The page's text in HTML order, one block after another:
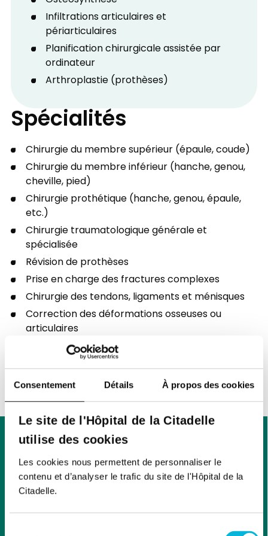
Consentement Détails À propos des cookies
Le site de l'Hôpital de la Citadelle
utilise des cookies
Les cookies nous permettent de personnaliser le
contenu et d’analyser le trafic du site de l'Hôpital de la
Citadelle.
Infiltrations articulaires et
périarticulaires
Planification chirurgicale assistée par
ordinateur
Arthroplastie (prothèses)
Spécialités
Chirurgie du membre supérieur (épaule, coude)
Chirurgie du membre inférieur (hanche, genou,
cheville, pied)
Chirurgie prothétique (hanche, genou, épaule,
etc.)
Chirurgie traumatologique générale et
spécialisée
Révision de prothèses
Prise en charge des fractures complexes
Chirurgie des tendons, ligaments et ménisques
Correction des déformations osseuses ou
articulaires
Chirurgie orthopédique du sportif
Chirurgie reconstructrice de l’appareil
locomoteur
Pathologies prises en
charge
Fractures et traumatismes ostéo-articulaires
Arthrose (hanche, genou, épaule, cheville, etc.)
Lésions ligamentaires (genou, cheville, épaule)